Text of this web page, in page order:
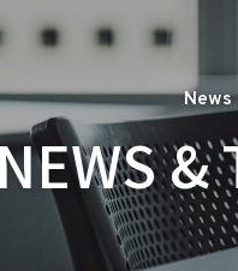
経営⽅針
業績・財務情報
株式・社債情報
IRライブラリ
サステナビリティ
マテリアリティ
社会課題解決に貢献
会社概要
役員一覧
コンプラ
相談・通
業績・財務情報
株式・社債情報
IRライブラリ
マテリアリティ
社会課題解決に貢献
役員一覧
News
&